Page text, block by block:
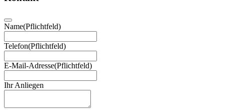
Name(Pflichtfeld)
Telefon(Pflichtfeld)
E-Mail-Adresse(Pflichtfeld)
Ihr Anliegen